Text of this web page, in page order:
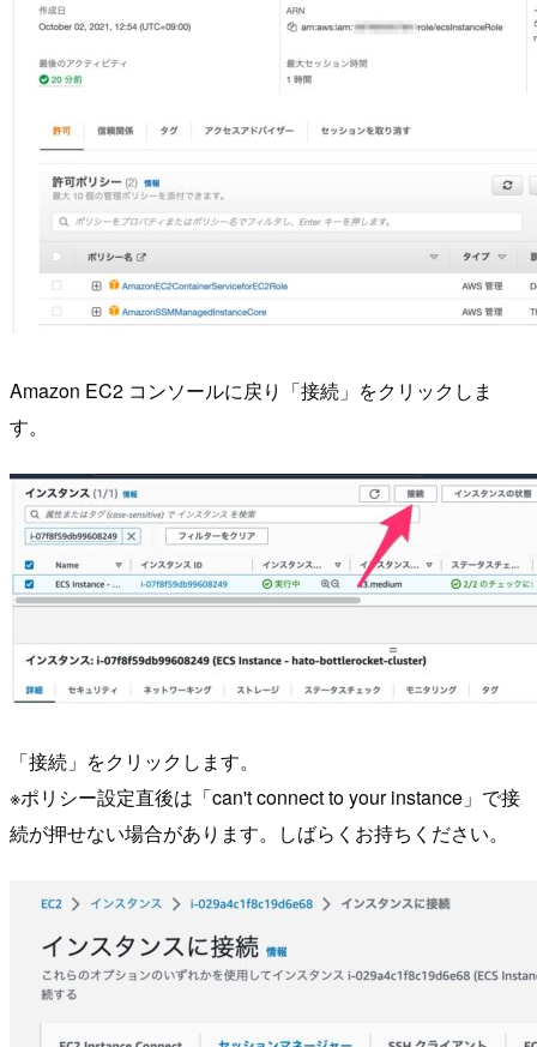
Amazon EC2 コンソールに戻り「接続」をクリックしま
す。
「接続」をクリックします。
※ポリシー設定直後は「can't connect to your instance」で接
続が押せない場合があります。しばらくお持ちください。